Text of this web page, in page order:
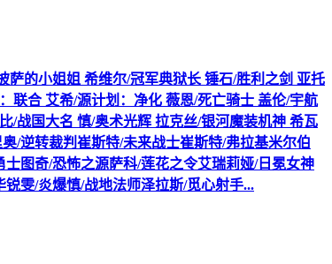
萨的小姐姐 希维尔/冠军典狱长 锤石/胜利之剑 亚托
联合 艾希/源计划：净化 薇恩/死亡骑士 盖伦/宇航
/战国大名 慎/奥术光辉 拉克丝/银河魔装机神 希瓦
/逆转裁判崔斯特/未来战士崔斯特/弗拉基米尔伯
图奇/恐怖之源萨科/莲花之令艾瑞莉娅/日冕女神
雯/炎爆慎/战地法师泽拉斯/觅心射手...